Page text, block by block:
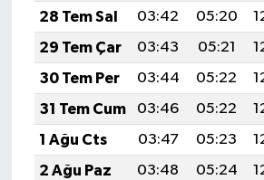
28 Tem Sal
03:42 05:20
29 Tem Çar
03:43 05:21
30 Tem Per
03:44 05:22
31 Tem Cum
03:46 05:22
1 Ağu Cts
03:47 05:23
2 Ağu Paz
03:48 05:24